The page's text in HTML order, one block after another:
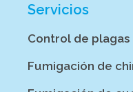
Servicios
Control de plagas
Fumigación de